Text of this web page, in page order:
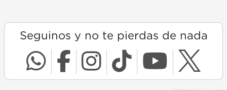
Seguinos y no te pierdas de nada